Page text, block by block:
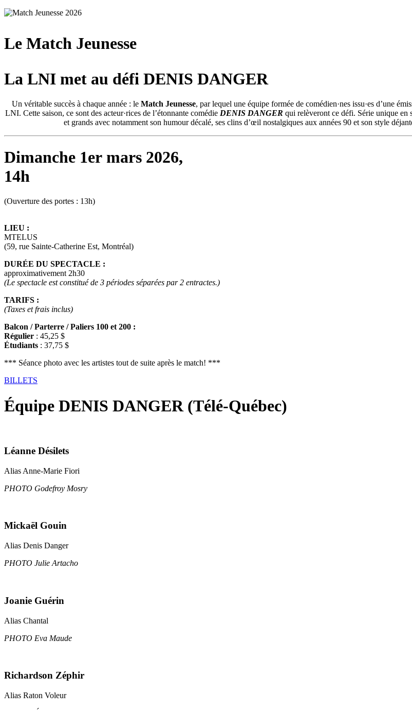
Le Match Jeunesse
La LNI met au défi DENIS DANGER
Un véritable succès à chaque année : le Match Jeunesse, par lequel une équipe formée de comédien·nes issu·es d’une
LNI. Cette saison, ce sont des acteur·rices de l’étonnante comédie DENIS DANGER qui relèveront ce défi. Série unique en
et grands avec notamment son humour décalé, ses clins d’œil nostalgiques aux années 90 et son style
Dimanche 1er mars 2026,
14h
(Ouverture des portes : 13h)
LIEU :
MTELUS
(59, rue Sainte-Catherine Est, Montréal)
DURÉE DU SPECTACLE :
approximativement 2h30
(Le spectacle est constitué de 3 périodes séparées par 2 entractes.)
TARIFS :
(Taxes et frais inclus)
Balcon / Parterre / Paliers 100 et 200 :
Régulier : 45,25 $
Étudiants : 37,75 $
*** Séance photo avec les artistes tout de suite après le match! ***
BILLETS
Équipe DENIS DANGER (Télé-Québec)
Léanne Désilets
Alias Anne-Marie Fiori
PHOTO Godefroy Mosry
Mickaël Gouin
Alias Denis Danger
PHOTO Julie Artacho
Joanie Guérin
Alias Chantal
PHOTO Eva Maude
Richardson Zéphir
Alias Raton Voleur